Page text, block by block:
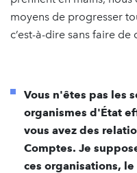
moyens de progresser
c’est-à-dire sans faire de
Vous n'êtes pas les
organismes d'État
vous avez des
Comptes. Je
ces organisations,